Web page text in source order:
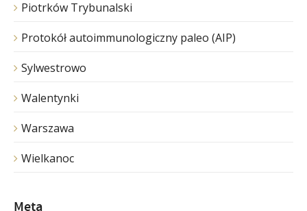
Piotrków Trybunalski
Protokół autoimmunologiczny paleo (AIP)
Sylwestrowo
Walentynki
Warszawa
Wielkanoc
Meta